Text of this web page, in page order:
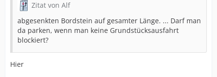
Zitat von Alf
abgesenkten Bordstein auf gesamter Länge. ... Darf man
da parken, wenn man keine Grundstücksausfahrt
blockiert?
Hier